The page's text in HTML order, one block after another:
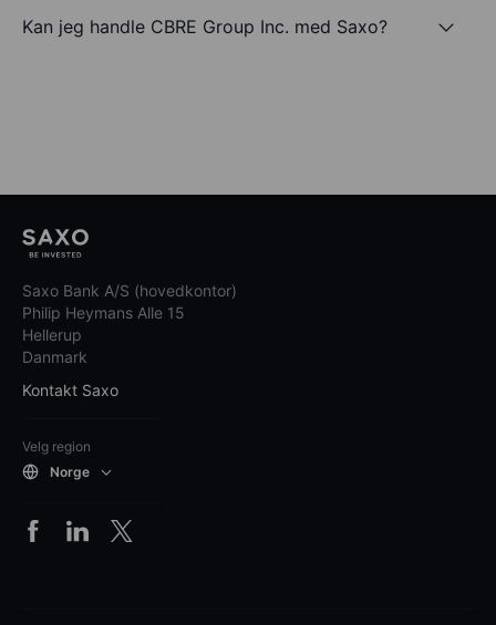
Kan jeg handle CBRE Group Inc. med Saxo?
Saxo Bank A/S (hovedkontor)
Philip Heymans Alle 15
Hellerup
Danmark
Kontakt Saxo
Velg region
Norge